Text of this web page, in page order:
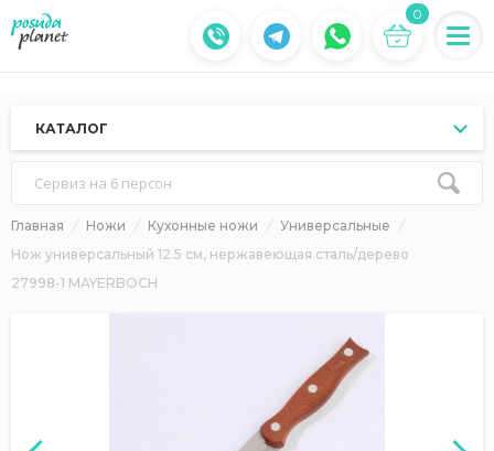
0
КАТАЛОГ
Сервиз на 6 персон
Главная Ножи Кухонные ножи
Универсальные
Нож универсальный 12.5 см, нержавеющая сталь/дерево
27998-1 MAYERBOCH